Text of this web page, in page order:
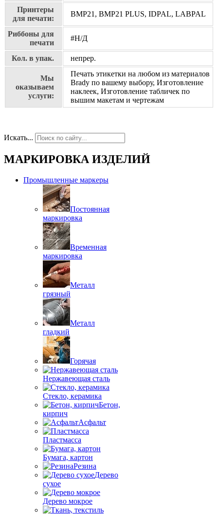
Принтеры
для печати:
BMP21, BMP21 PLUS, IDPAL, LABPAL
Риббоны для
печати
#Н/Д
Кол. в упак. непрер.
Мы
оказываем
услуги:
Печать этикетки на любом из материалов
Brady по вашему выбору, Изготовление
наклеек, Изготовление табличек по
вышим макетам и чертежам
Искать...
МАРКИРОВКА ИЗДЕЛИЙ
Промышленные маркеры
Постоянная
маркировка
Временная
маркировка
Металл
грязный
Металл
гладкий
Горячая
Нержавеющая сталь
Стекло, керамика
Бетон,
кирпич
Асфальт
Пластмасса
Бумага, картон
Резина
Дерево
сухое
Дерево мокрое